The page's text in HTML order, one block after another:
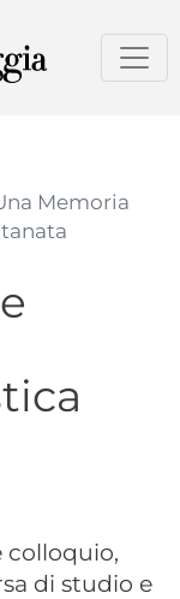
Memoria
colloquio,
di studio e